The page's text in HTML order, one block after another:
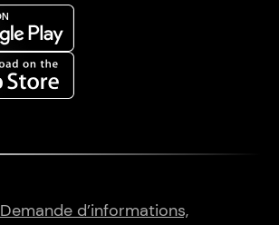
Demande d’informations,